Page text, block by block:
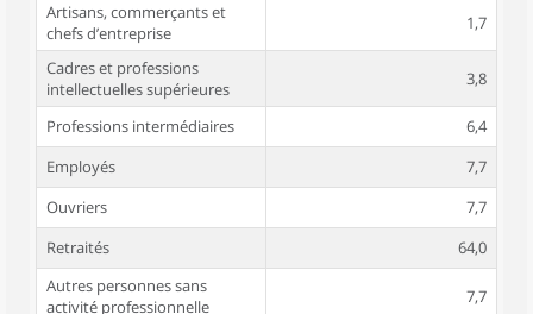
Artisans, commerçants et
chefs d’entreprise
1,7
Cadres et professions
intellectuelles supérieures
3,8
Professions intermédiaires
6,4
Employés
7,7
Ouvriers
7,7
Retraités
64,0
Autres personnes sans
activité professionnelle
7,7